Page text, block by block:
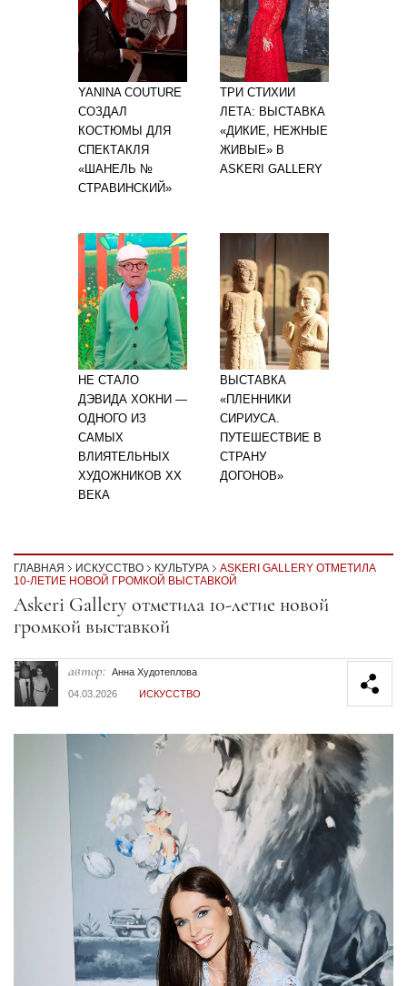
YANINA COUTURE
СОЗДАЛ
КОСТЮМЫ ДЛЯ
СПЕКТАКЛЯ
«ШАНЕЛЬ №
СТРАВИНСКИЙ»
ТРИ СТИХИИ
ЛЕТА: ВЫСТАВКА
«ДИКИЕ, НЕЖНЫЕ
ЖИВЫЕ» В
ASKERI GALLERY
НЕ СТАЛО
ДЭВИДА ХОКНИ —
ОДНОГО ИЗ
САМЫХ
ВЛИЯТЕЛЬНЫХ
ХУДОЖНИКОВ XX
ВЕКА
ВЫСТАВКА
«ПЛЕННИКИ
СИРИУСА.
ПУТЕШЕСТВИЕ В
СТРАНУ
ДОГОНОВ»
ГЛАВНАЯ ИСКУССТВО КУЛЬТУРА
ASKERI GALLERY ОТМЕТИЛА
10-ЛЕТИЕ НОВОЙ ГРОМКОЙ ВЫСТАВКОЙ
Секция статей
Askeri Gallery отметила 10-летие новой
громкой выставкой
автор: Анна Худотеплова
04.03.2026
ИСКУССТВО